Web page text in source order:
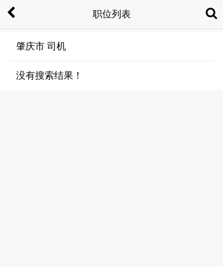
职位列表
肇庆市 司机
没有搜索结果！